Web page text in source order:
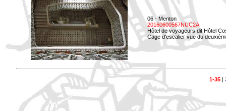
06 - Menton
20160600567NUC2A
Hôtel de voyageurs dit Hôtel
Cage d'escalier vue du
1-35|